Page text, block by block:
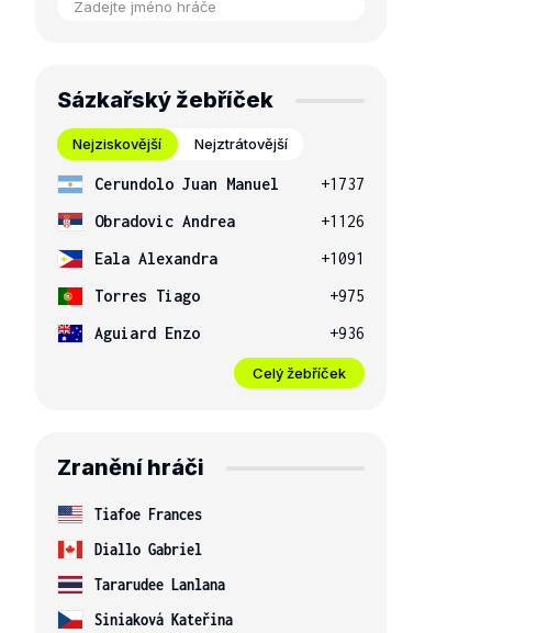
Sázkařský žebříček
Nejziskovější Nejztrátovější
Cerundolo Juan Manuel
+1737
Obradovic Andrea
+1126
Eala Alexandra
+1091
Torres Tiago
+975
Aguiard Enzo
+936
Celý žebříček
Zranění hráči
Tiafoe Frances
Diallo Gabriel
Tararudee Lanlana
Siniaková Kateřina